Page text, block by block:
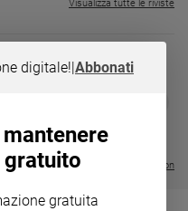
Visualizza tutte le riviste
Visualizza tutte le collection
digitale!|Abbonati
gratuita